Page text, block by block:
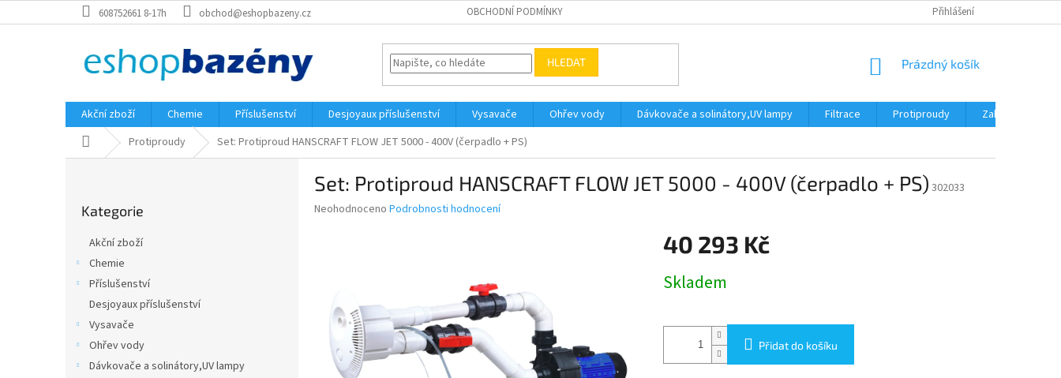
na
608752661 8-17h obchod@eshopbazeny.cz OBCHODNÍ PODMÍNKY Přihlášení
HLEDAT
NÁKUPNÍ
Prázdný košík
Akční zboží Chemie Příslušenství Desjoyaux příslušenství Vysavače Ohřev vody Dávkovače a solinátory,UV lampy Filtrace Protiproudy
Zakrytí bazénu
Domů Protiproudy Set: Protiproud HANSCRAFT FLOW JET 5000 - 400V (čerpadlo + PS)
kategorie
Kategorie
Akční zboží
Chemie
Příslušenství
Desjoyaux příslušenství
Vysavače
Ohřev vody
Dávkovače a solinátory,UV lampy
Set: Protiproud HANSCRAFT FLOW JET 5000 - 400V (čerpadlo + PS) 302033
Průměrné
hvězdiček.
Neohodnoceno Podrobnosti hodnocení
40 293 Kč
cena:
Skladem
Přidat do košíku